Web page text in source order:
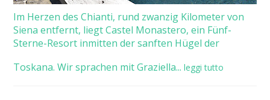
Im Herzen des Chianti, rund zwanzig Kilometer von
Siena entfernt, liegt Castel Monastero, ein Fünf-
Sterne-Resort inmitten der sanften Hügel der
Toskana. Wir sprachen mit Graziella... leggi tutto